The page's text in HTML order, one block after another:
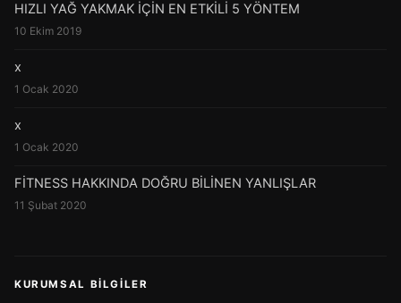
HIZLI YAĞ YAKMAK İÇİN EN ETKİLİ 5 YÖNTEM
10 Ekim 2019
x
1 Ocak 2020
x
1 Ocak 2020
FİTNESS HAKKINDA DOĞRU BİLİNEN YANLIŞLAR
11 Şubat 2020
KURUMSAL BILGILER